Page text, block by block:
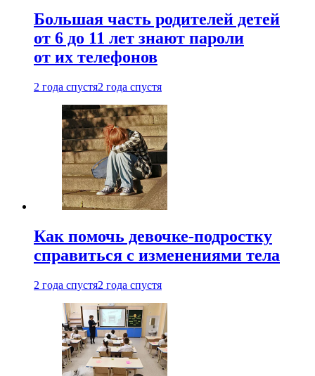
Большая часть родителей детей
от 6 до 11 лет знают пароли
от их телефонов
2 года спустя2 года спустя
Как помочь девочке-подростку
справиться с изменениями тела
2 года спустя2 года спустя